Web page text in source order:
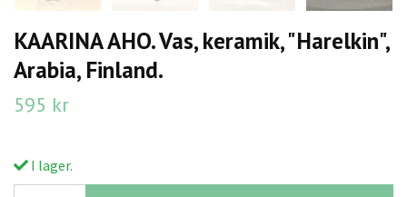
KAARINA AHO. Vas, keramik, "Harelkin",
Arabia, Finland.
595 kr
I lager.